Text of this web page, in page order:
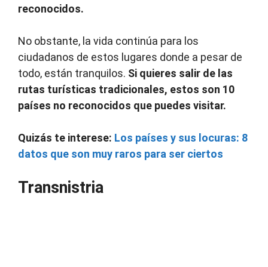
reconocidos.
No obstante, la vida continúa para los
ciudadanos de estos lugares donde a pesar de
todo, están tranquilos. Si quieres salir de las
rutas turísticas tradicionales, estos son 10
países no reconocidos que puedes visitar.
Quizás te interese: Los países y sus locuras: 8
datos que son muy raros para ser ciertos
Transnistria